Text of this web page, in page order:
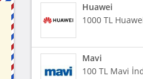
Huawei
1000 TL
Mavi
100 TL Mavi